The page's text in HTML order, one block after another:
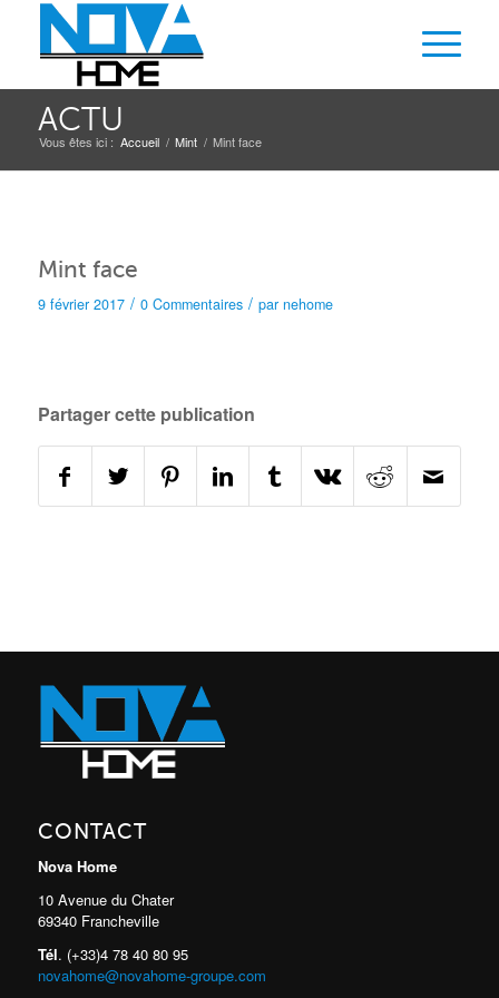
ACTU
Vous êtes ici : Accueil / Mint / Mint face
Mint face
9 février 2017 / 0 Commentaires / par nehome
Partager cette publication
CONTACT
Nova Home
10 Avenue du Chater
69340 Francheville
Tél. (+33)4 78 40 80 95
novahome@novahome-groupe.com